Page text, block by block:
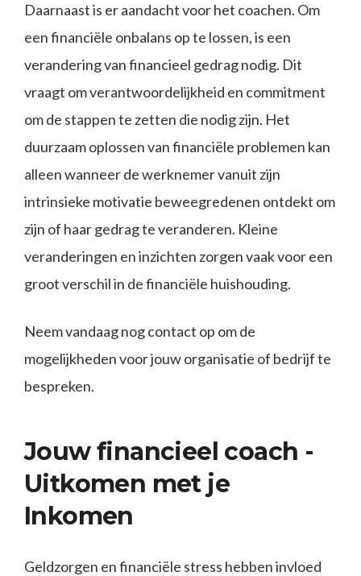
Daarnaast is er aandacht voor het coachen. Om
een financiële onbalans op te lossen, is een
verandering van financieel gedrag nodig. Dit
vraagt om verantwoordelijkheid en commitment
om de stappen te zetten die nodig zijn. Het
duurzaam oplossen van financiële problemen kan
alleen wanneer de werknemer vanuit zijn
intrinsieke motivatie beweegredenen ontdekt om
zijn of haar gedrag te veranderen. Kleine
veranderingen en inzichten zorgen vaak voor een
groot verschil in de financiële huishouding.
Neem vandaag nog contact op om de
mogelijkheden voor jouw organisatie of bedrijf te
bespreken.
Jouw financieel coach -
Uitkomen met je
Inkomen
Geldzorgen en financiële stress hebben invloed